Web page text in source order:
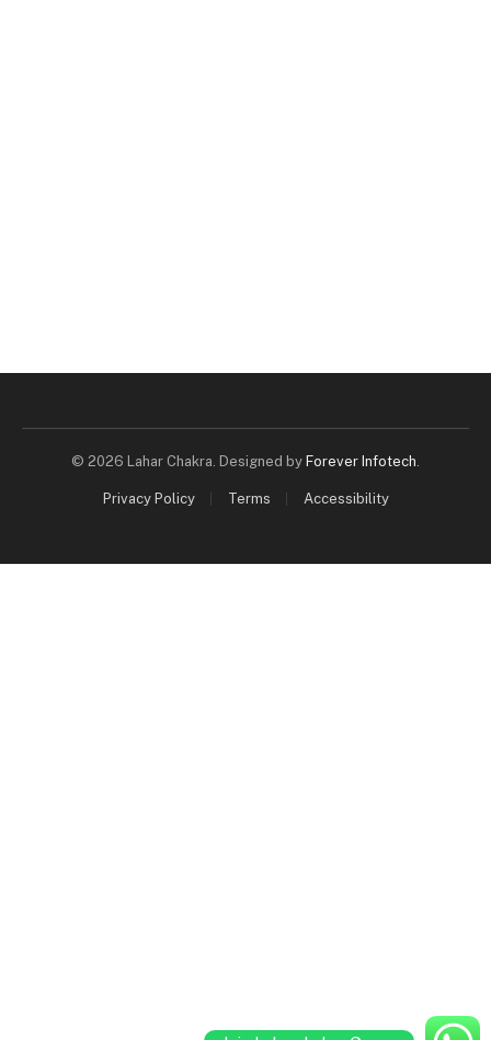
© 2026 Lahar Chakra. Designed by Forever Infotech.
Privacy Policy Terms Accessibility